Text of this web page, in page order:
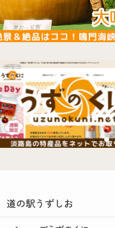
道の駅うずしお